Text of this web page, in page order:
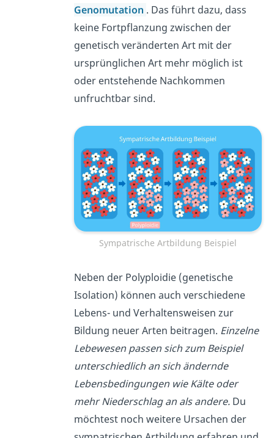
Genomutation . Das führt dazu, dass
keine Fortpflanzung zwischen der
genetisch veränderten Art mit der
ursprünglichen Art mehr möglich ist
oder entstehende Nachkommen
unfruchtbar sind.
Sympatrische Artbildung Beispiel
Neben der Polyploidie (genetische
Isolation) können auch verschiedene
Lebens- und Verhaltensweisen zur
Bildung neuer Arten beitragen. Einzelne
Lebewesen passen sich zum Beispiel
unterschiedlich an sich ändernde
Lebensbedingungen wie Kälte oder
mehr Niederschlag an als andere. Du
möchtest noch weitere Ursachen der